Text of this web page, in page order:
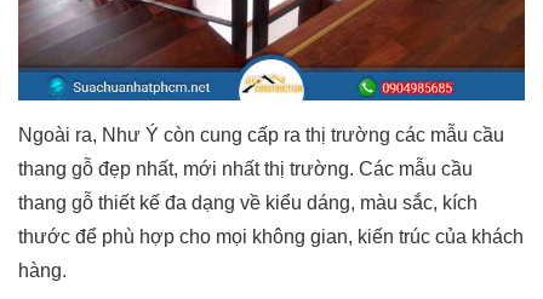
Ngoài ra, Như Ý còn cung cấp ra thị trường các mẫu cầu
thang gỗ đẹp nhất, mới nhất thị trường. Các mẫu cầu
thang gỗ thiết kế đa dạng về kiểu dáng, màu sắc, kích
thước để phù hợp cho mọi không gian, kiến trúc của khách
hàng.